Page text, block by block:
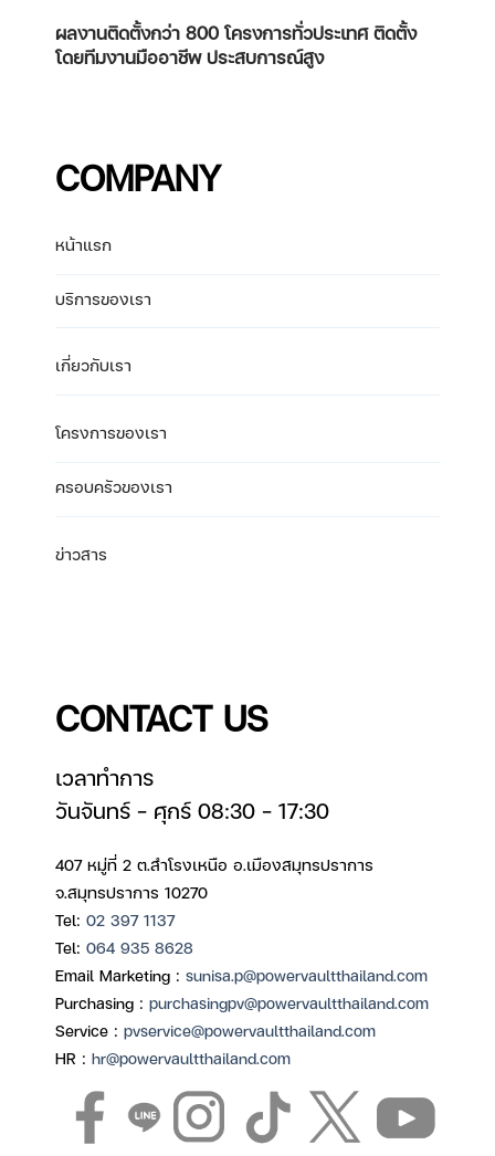
ผลงานติดตั้งกว่า 800 โครงการทั่วประเทศติดตั้ง
โดยทีมงานมืออาชีพ ประสบการณ์สูง
COMPANY
หน้าแรก
บริการของเรา
เกี่ยวกับเรา
โครงการของเรา
ครอบครัวของเรา
ข่าวสาร
CONTACT US
เวลาทำการ
วันจันทร์ – ศุกร์ 08:30 – 17:30
407 หมู่ที่ 2 ต.สำโรงเหนือ อ.เมืองสมุทรปราการ
จ.สมุทรปราการ 10270
Tel: 02 397 1137
Tel: 064 935 8628
Email Marketing : sunisa.p@powervaultthailand.com
Purchasing : purchasingpv@powervaultthailand.com
Service : pvservice@powervaultthailand.com
HR : hr@powervaultthailand.com